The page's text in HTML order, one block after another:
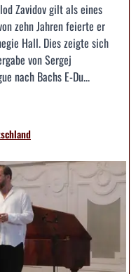
Zavidov gilt als eines
zehn Jahren feierte er
Hall. Dies zeigte sich
von Sergej
nach Bachs E-Du...